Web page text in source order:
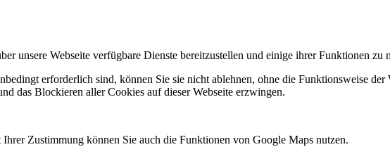
unsere Webseite verfügbare Dienste bereitzustellen und einige ihrer Funktionen zu
erforderlich sind, können Sie sie nicht ablehnen, ohne die Funktionsweise
das Blockieren aller Cookies auf dieser Webseite erzwingen.
Zustimmung können Sie auch die Funktionen von Google Maps nutzen.